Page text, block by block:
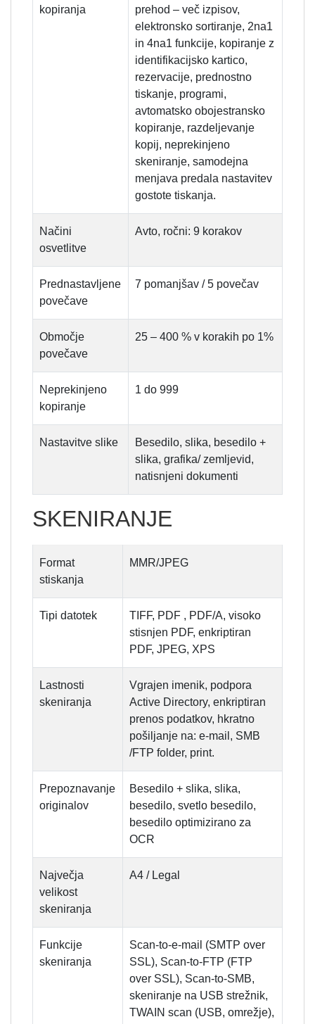
kopiranja
prehod – več izpisov,
elektronsko sortiranje, 2na1
in 4na1 funkcije, kopiranje z
identifikacijsko kartico,
rezervacije, prednostno
tiskanje, programi,
avtomatsko obojestransko
kopiranje, razdeljevanje
kopij, neprekinjeno
skeniranje, samodejna
menjava predala nastavitev
gostote tiskanja.
Načini
osvetlitve
Avto, ročni: 9 korakov
Prednastavljene
povečave
7 pomanjšav / 5 povečav
Območje
povečave
25 – 400 % v korakih po 1%
Neprekinjeno
kopiranje
1 do 999
Nastavitve slike
Besedilo, slika, besedilo +
slika, grafika/ zemljevid,
natisnjeni dokumenti
SKENIRANJE
Format
stiskanja
MMR/JPEG
Tipi datotek
TIFF, PDF , PDF/A, visoko
stisnjen PDF, enkriptiran
PDF, JPEG, XPS
Lastnosti
skeniranja
Vgrajen imenik, podpora
Active Directory, enkriptiran
prenos podatkov, hkratno
pošiljanje na: e-mail, SMB
/FTP folder, print.
Prepoznavanje
originalov
Besedilo + slika, slika,
besedilo, svetlo besedilo,
besedilo optimizirano za
OCR
Največja
velikost
skeniranja
A4 / Legal
Funkcije
skeniranja
Scan-to-e-mail (SMTP over
SSL), Scan-to-FTP (FTP
over SSL), Scan-to-SMB,
skeniranje na USB strežnik,
TWAIN scan (USB, omrežje),